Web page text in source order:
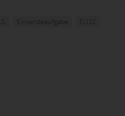
Einsendeaufgabe ELI12